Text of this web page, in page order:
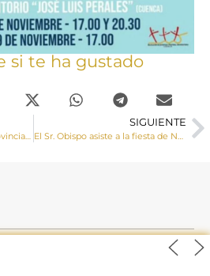
si te ha gustado
SIGUIENTE